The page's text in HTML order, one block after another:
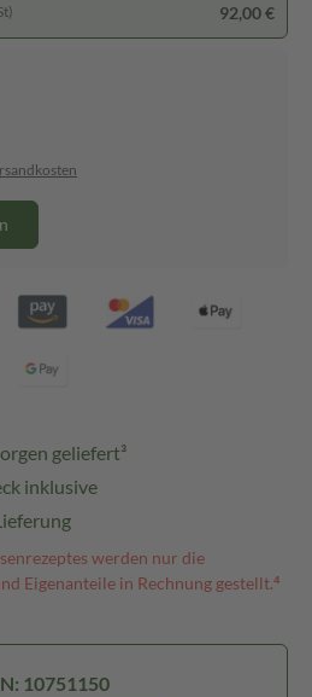
92,00 €
geliefert³
inklusive
werden nur die
Eigenanteile in Rechnung gestellt.⁴
10751150